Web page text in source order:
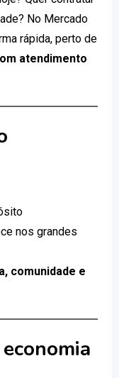
No Mercado
rápida, perto de
atendimento
nos grandes
comunidade e